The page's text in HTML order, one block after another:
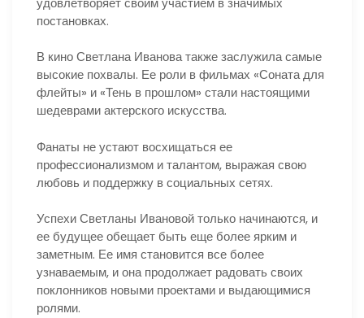
постановках.
В кино Светлана Иванова также заслужила самые
высокие похвалы. Ее роли в фильмах «Соната для
флейты» и «Тень в прошлом» стали настоящими
шедеврами актерского искусства.
Фанаты не устают восхищаться ее
профессионализмом и талантом, выражая свою
любовь и поддержку в социальных сетях.
Успехи Светланы Ивановой только начинаются, и
ее будущее обещает быть еще более ярким и
заметным. Ее имя становится все более
узнаваемым, и она продолжает радовать своих
поклонников новыми проектами и выдающимися
ролями.